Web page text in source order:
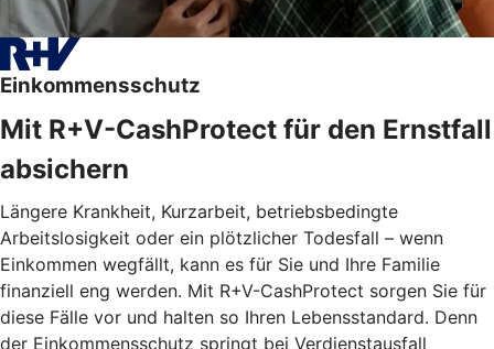
Einkommensschutz
Mit R+V-CashProtect für den Ernstfall
absichern
Längere Krankheit, Kurzarbeit, betriebsbedingte
Arbeitslosigkeit oder ein plötzlicher Todesfall – wenn
Einkommen wegfällt, kann es für Sie und Ihre Familie
finanziell eng werden. Mit R+V-CashProtect sorgen Sie für
diese Fälle vor und halten so Ihren Lebensstandard. Denn
der Einkommensschutz springt bei Verdienstausfall